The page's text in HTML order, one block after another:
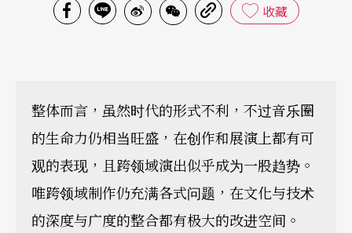
收藏
整体而言，虽然时代的形式不利，不过音乐圈
的生命力仍相当旺盛，在创作和展演上都有可
观的表现，且跨领域演出似乎成为一股趋势。
唯跨领域制作仍充满各式问题，在文化与技术
的深度与广度的整合都有极大的改进空间。